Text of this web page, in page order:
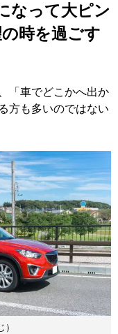
なって大ピン
時を過ごす
「車でどこかへ出か
方も多いのではない